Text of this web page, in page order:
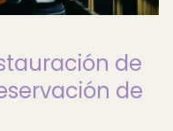
de
de